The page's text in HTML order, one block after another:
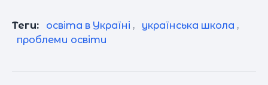
Теги: освіта в Україні , українська школа ,
проблеми освіти